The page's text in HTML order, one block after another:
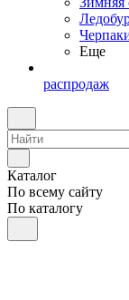
Еще
распродаж
Каталог
По всему сайту
По каталогу